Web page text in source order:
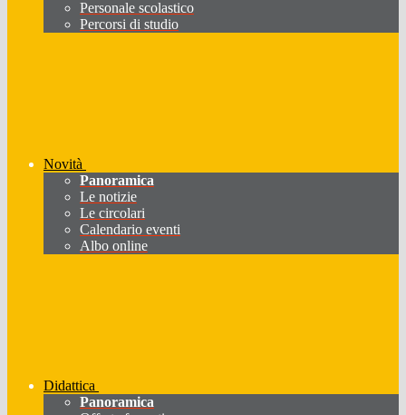
Personale scolastico
Percorsi di studio
Novità
Panoramica
Le notizie
Le circolari
Calendario eventi
Albo online
Didattica
Panoramica